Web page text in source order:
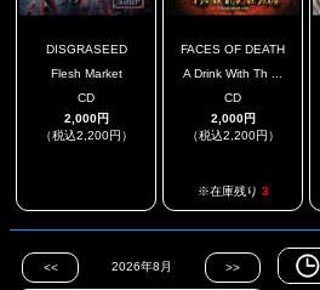
DISGRASEED
Flesh Market
CD
2,000円
（税込2,200円）
FACES OF DEATH
A Drink With Th ...
CD
2,000円
（税込2,200円）
※在庫残り 3